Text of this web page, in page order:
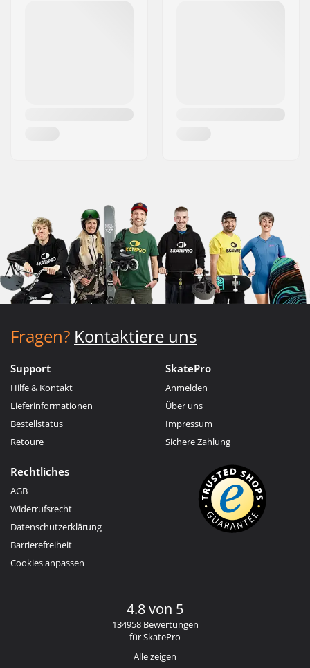
Fragen? Kontaktiere uns
Support
Hilfe & Kontakt
Lieferinformationen
Bestellstatus
Retoure
SkatePro
Anmelden
Über uns
Impressum
Sichere Zahlung
Rechtliches
AGB
Widerrufsrecht
Datenschutzerklärung
Barrierefreiheit
Cookies anpassen
4.8 von 5
134958 Bewertungen
für SkatePro
Alle zeigen